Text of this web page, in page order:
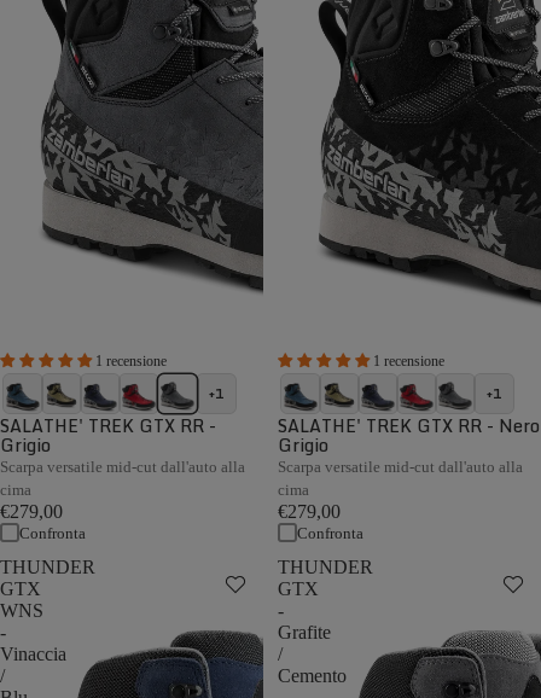
1 recensione
+1
SALATHE' TREK GTX RR -
Grigio
Scarpa versatile mid-cut dall'auto alla
cima
€279,00
Confronta
1 recensione
+1
SALATHE' TREK GTX RR - Nero
Grigio
Scarpa versatile mid-cut dall'auto alla
cima
€279,00
Confronta
THUNDER
GTX
WNS
-
Vinaccia
/
THUNDER
GTX
-
Grafite
/
Cemento